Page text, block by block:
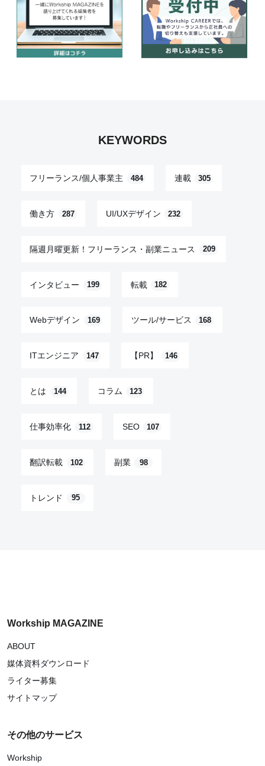
KEYWORDS
フリーランス/個人事業主 484 連載 305
働き方 287 UI/UXデザイン 232
隔週月曜更新！フリーランス・副業ニュース 209
インタビュー 199 転載 182
Webデザイン 169 ツール/サービス 168
ITエンジニア 147 【PR】 146
とは 144 コラム 123
仕事効率化 112 SEO 107
翻訳転載 102 副業 98
トレンド 95
Workship MAGAZINE
ABOUT
媒体資料ダウンロード
ライター募集
サイトマップ
その他のサービス
Workship